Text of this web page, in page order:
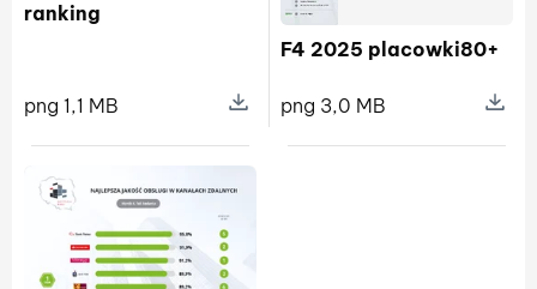
ranking
png 1,1 MB
Pokaż szczegóły pliku F4 2025
F4 2025 placowki80+
png 3,0 MB